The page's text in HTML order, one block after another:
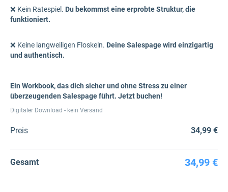
❌ Kein Ratespiel. Du bekommst eine erprobte Struktur, die
funktioniert.
❌ Keine langweiligen Floskeln. Deine Salespage wird einzigartig
und authentisch.
Ein Workbook, das dich sicher und ohne Stress zu einer
überzeugenden Salespage führt. Jetzt buchen!
Digitaler Download - kein Versand
Preis 34,99 €
Gesamt 34,99 €